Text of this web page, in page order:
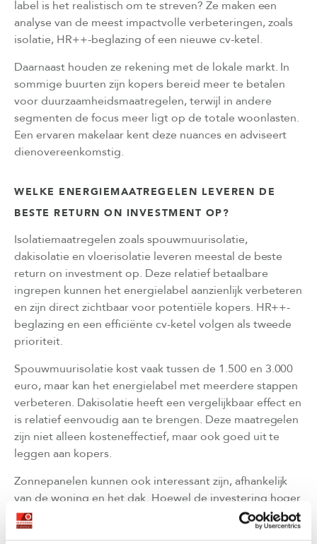
label is het realistisch om te streven? Ze maken een
analyse van de meest impactvolle verbeteringen, zoals
isolatie, HR++-beglazing of een nieuwe cv-ketel.
Daarnaast houden ze rekening met de lokale markt. In
sommige buurten zijn kopers bereid meer te betalen
voor duurzaamheidsmaatregelen, terwijl in andere
segmenten de focus meer ligt op de totale woonlasten.
Een ervaren makelaar kent deze nuances en adviseert
dienovereenkomstig.
WELKE ENERGIEMAATREGELEN LEVEREN DE
BESTE RETURN ON INVESTMENT OP?
Isolatiemaatregelen zoals spouwmuurisolatie,
dakisolatie en vloerisolatie leveren meestal de beste
return on investment op. Deze relatief betaalbare
ingrepen kunnen het energielabel aanzienlijk verbeteren
en zijn direct zichtbaar voor potentiële kopers. HR++-
beglazing en een efficiënte cv-ketel volgen als tweede
prioriteit.
Spouwmuurisolatie kost vaak tussen de 1.500 en 3.000
euro, maar kan het energielabel met meerdere stappen
verbeteren. Dakisolatie heeft een vergelijkbaar effect en
is relatief eenvoudig aan te brengen. Deze maatregelen
zijn niet alleen kosteneffectief, maar ook goed uit te
leggen aan kopers.
Zonnepanelen kunnen ook interessant zijn, afhankelijk
van de woning en het dak. Hoewel de investering hoger
is, spreken ze veel kopers aan vanwege de directe
energiebesparing. Een
professionele waarderingkan